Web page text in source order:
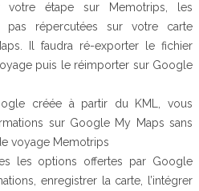
étape sur Memotrips, les
pas répercutées sur votre carte
Il faudra ré-exporter le fichier
puis le réimporter sur Google
créée à partir du KML, vous
sur Google My Maps sans
voyage Memotrips
les options offertes par Google
enregistrer la carte, l’intégrer